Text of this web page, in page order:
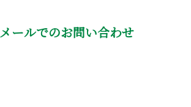
メールでのお問い合わせ